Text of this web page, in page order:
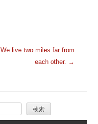
We live two miles far from
each other. →